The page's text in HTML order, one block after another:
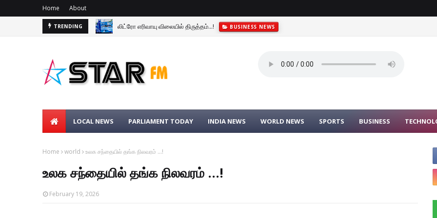
Home About
TRENDING லிட்ரோ எரிவாயு விலையில் திருத்தம்...! BUSINESS NEWS
LOCAL NEWS PARLIAMENT TODAY INDIA NEWS WORLD NEWS SPORTS BUSINESS
Home world உலக சந்தையில் தங்க நிலவரம் ...!
உலக சந்தையில் தங்க நிலவரம் ...!
February 19, 2026